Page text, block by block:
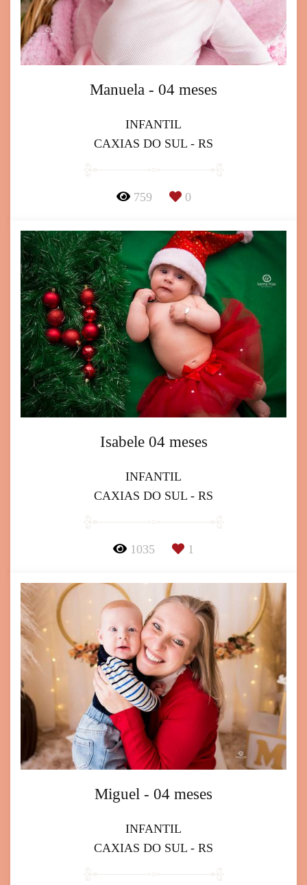
Manuela - 04 meses
INFANTIL
CAXIAS DO SUL - RS
759 0
Isabele 04 meses
INFANTIL
CAXIAS DO SUL - RS
1035 1
Miguel - 04 meses
INFANTIL
CAXIAS DO SUL - RS